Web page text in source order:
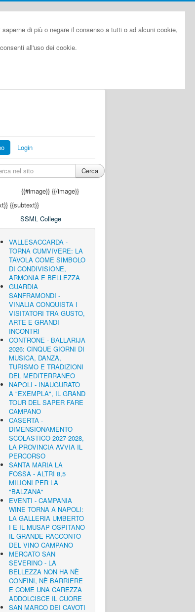
di più o negare il consenso a tutti o ad alcuni cookie,
all'uso dei cookie.
Login
Cerca
{{#image}}{{/image}}
{{subtext}}
VALLESACCARDA -
TORNA CUMVIVERE: LA
TAVOLA COME SIMBOLO
DI CONDIVISIONE,
ARMONIA E BELLEZZA
GUARDIA
SANFRAMONDI -
VINALIA CONQUISTA I
VISITATORI TRA GUSTO,
ARTE E GRANDI
INCONTRI
CONTRONE - BALLARIJA
2026: CINQUE GIORNI DI
MUSICA, DANZA,
TURISMO E TRADIZIONI
DEL MEDITERRANEO
NAPOLI - INAUGURATO
A "EXEMPLA", IL GRAND
TOUR DEL SAPER FARE
CAMPANO
CASERTA -
DIMENSIONAMENTO
SCOLASTICO 2027-2028,
LA PROVINCIA AVVIA IL
PERCORSO
SANTA MARIA LA
FOSSA - ALTRI 8,5
MILIONI PER LA
"BALZANA"
EVENTI - CAMPANIA
WINE TORNA A NAPOLI:
LA GALLERIA UMBERTO
I E IL MUSAP OSPITANO
IL GRANDE RACCONTO
DEL VINO CAMPANO
MERCATO SAN
SEVERINO - LA
BELLEZZA NON HA NÈ
CONFINI, NÈ BARRIERE
E COME UNA CAREZZA
ADDOLCISCE IL CUORE
SAN MARCO DEI CAVOTI